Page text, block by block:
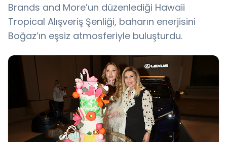
Brands and More’un düzenlediği Hawaii
Tropical Alışveriş Şenliği, baharın enerjisini
Boğaz’ın eşsiz atmosferiyle buluşturdu.